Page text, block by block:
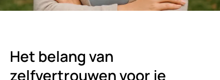
Het belang van
zelfvertrouwen voor je